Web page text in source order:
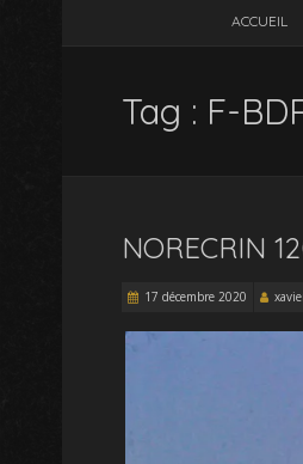
ACCUEIL
Tag : F-
NORECRIN
17 décembre 2020